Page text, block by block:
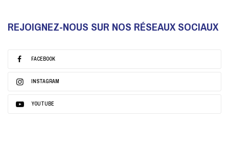
REJOIGNEZ-NOUS SUR NOS RÉSEAUX SOCIAUX
FACEBOOK
INSTAGRAM
YOUTUBE